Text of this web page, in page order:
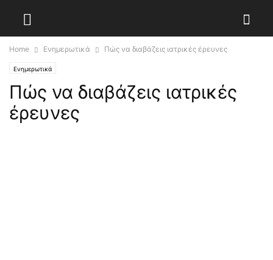
Home Ενημερωτικά Πώς να διαβάζεις ιατρικές έρευνες
Ενημερωτικά
Πώς να διαβάζεις ιατρικές
έρευνες